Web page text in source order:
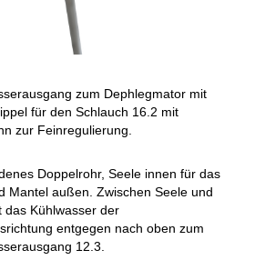
zum Dephlegmator mit
für den Schlauch 16.2 mit
zur Feinregulierung.
Doppelrohr, Seele innen für das
Mantel außen. Zwischen Seele und
das Kühlwasser der
entgegen nach oben zum
12.3.